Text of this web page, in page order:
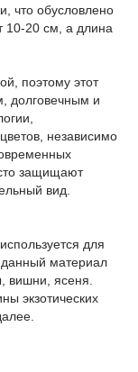
что обусловлено
10-20 см, а длина
поэтому этот
долговечным и
независимо
защищают
вид.
для
данный материал
вишни, ясеня.
экзотических